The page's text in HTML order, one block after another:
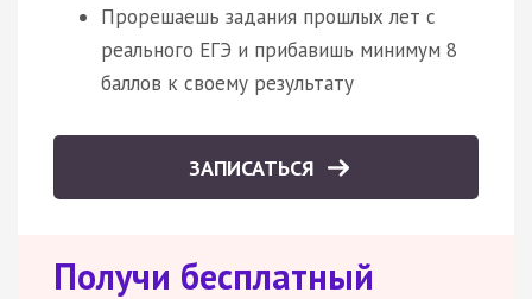
Прорешаешь задания прошлых лет с
реального ЕГЭ и прибавишь минимум 8
баллов к своему результату
ЗАПИСАТЬСЯ
Получи бесплатный